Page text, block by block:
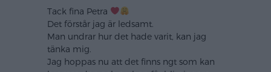
Tack fina Petra
Det förstår jag är ledsamt.
Man undrar hur det hade varit, kan jag
tänka mig.
Jag hoppas nu att det finns ngt som kan